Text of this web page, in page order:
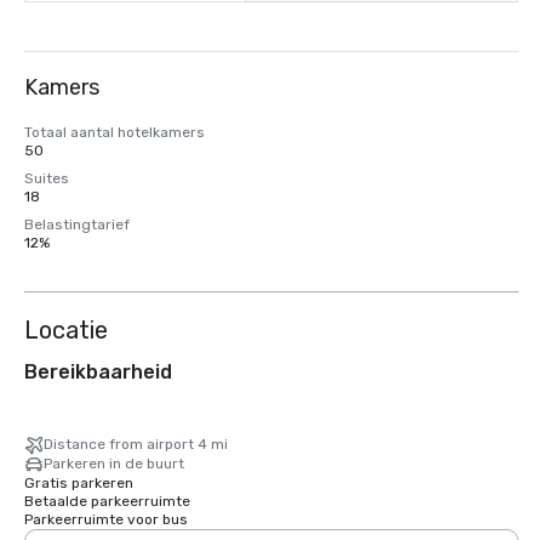
Kamers
Totaal aantal hotelkamers
50
Suites
18
Belastingtarief
12%
Locatie
Bereikbaarheid
Distance from airport 4 mi
Parkeren in de buurt
Gratis parkeren
Betaalde parkeerruimte
Parkeerruimte voor bus